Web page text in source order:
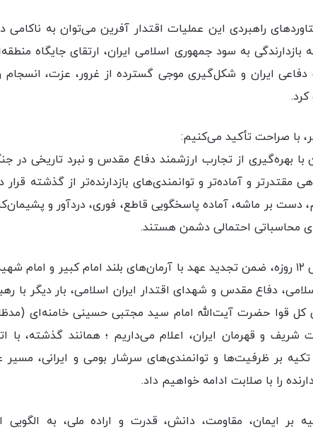
راهبردی این عملیات اقتدار آفرین می‌توان به
بازدارندگی به سود جمهوری اسلامی ایران، ارتقای جایگاه
ایران و شکل‌گیری موجی گسترده از غرور، عزت، انسجام
با صراحت تأکید می‌کنیم:
با بهره‌گیری از تجارب ارزشمند دفاع مقدس و نبرد تاریخی در
در جایگاهی مقتدرتر و آماده‌تر و توانمندی‌های بازدارنده‌تر از گذشته
بر ماشه، آماده پاسخگویی قاطع، فوری، دردآور و
محاسباتی احتمالی دشمن هستند.
در سالروز آغاز جنگ تحمیلی ۱۲ روزه، ضمن تجدید عهد با آرمان‌های بلند امام کبیر و
دفاع مقدس و شهدای اقتدار ایران اسلامی، بار دیگر با
کل قوا حضرت آیت‌الله امام سید مجتبی حسینی خامنه‌ای
و قهرمان ایران، اعلام می‌داریم ؛ همانند گذشته، با
بر ظرفیت‌ها و توانمندی‌های سرشار بومی و ایرانی، مسیر
را با صلابت ادامه خواهیم داد.
بر ایمان، مقاومت، دانش، قدرت و اراده ملی، به الگویی